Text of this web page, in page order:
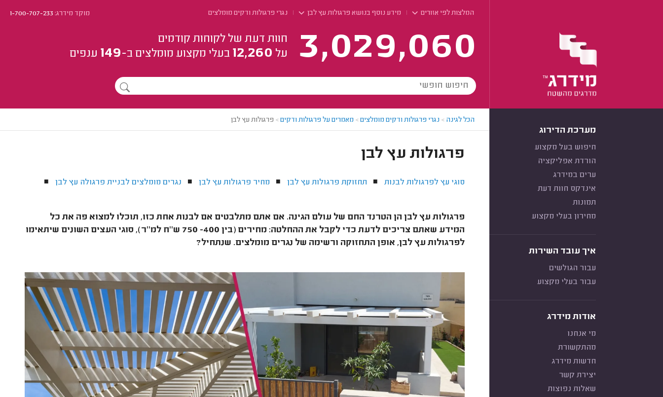
המלצות לפי אזורים מידע נוסף בנושא פרגולות עץ לבן נגרי פרגולות ודקים מומלצים מוקד מידרג:1-700-707-233
3,029,060
חוות דעת של לקוחות קודמים
על 12,260 בעלי מקצוע מומלצים ב-149 ענפים
מערכת הדירוג
חיפוש בעל מקצוע
הורדת אפליקציה
ערים במידרג
אינדקס חוות דעת
תמונות
מחירון בעלי מקצוע
איך עובד השירות
עבור הגולשים
עבור בעלי מקצוע
אודות מידרג
מי אנחנו
מהתקשורת
חדשות מידרג
יצירת קשר
שאלות נפוצות
הכל לגינה > נגרי פרגולות ודקים מומלצים> מאמרים על פרגולות ודקים> פרגולות עץ לבן
פרגולות עץ לבן
סוגי עץ לפרגולות לבנות ■ תחזוקת פרגולות עץ לבן ■ מחיר פרגולות עץ לבן ■ נגרים מומלצים לבניית פרגולה עץ לבן ■
פרגולות עץ לבן הן הטרנד החם של עולם הגינה. אם אתם מתלבטים אם לבנות אחת כזו, תוכלו למצוא פה את כל
המידע שאתם צריכים לדעת כדי לקבל את ההחלטה: מחירים (בין 400- 750 ש''ח למ''ר), סוגי העצים השונים שיתאימו
לפרגולות עץ לבן, אופן התחזוקה ורשימה של נגרים מומלצים. שנתחיל?